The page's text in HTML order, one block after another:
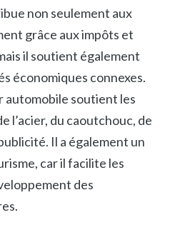
non seulement aux
grâce aux impôts et
il soutient également
économiques connexes.
automobile soutient les
l’acier, du caoutchouc, de
Il a également un
car il facilite les
des